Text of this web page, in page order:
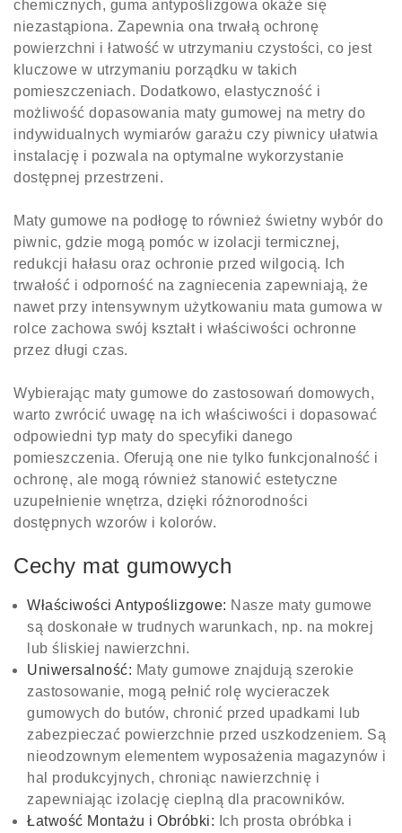
chemicznych, guma antypoślizgowa okaże się
niezastąpiona. Zapewnia ona trwałą ochronę
powierzchni i łatwość w utrzymaniu czystości, co jest
kluczowe w utrzymaniu porządku w takich
pomieszczeniach. Dodatkowo, elastyczność i
możliwość dopasowania maty gumowej na metry do
indywidualnych wymiarów garażu czy piwnicy ułatwia
instalację i pozwala na optymalne wykorzystanie
dostępnej przestrzeni.
Maty gumowe na podłogę to również świetny wybór do
piwnic, gdzie mogą pomóc w izolacji termicznej,
redukcji hałasu oraz ochronie przed wilgocią. Ich
trwałość i odporność na zagniecenia zapewniają, że
nawet przy intensywnym użytkowaniu mata gumowa w
rolce zachowa swój kształt i właściwości ochronne
przez długi czas.
Wybierając maty gumowe do zastosowań domowych,
warto zwrócić uwagę na ich właściwości i dopasować
odpowiedni typ maty do specyfiki danego
pomieszczenia. Oferują one nie tylko funkcjonalność i
ochronę, ale mogą również stanowić estetyczne
uzupełnienie wnętrza, dzięki różnorodności
dostępnych wzorów i kolorów.
Cechy mat gumowych
Właściwości Antypoślizgowe: Nasze maty gumowe
są doskonałe w trudnych warunkach, np. na mokrej
lub śliskiej nawierzchni.
Uniwersalność: Maty gumowe znajdują szerokie
zastosowanie, mogą pełnić rolę wycieraczek
gumowych do butów, chronić przed upadkami lub
zabezpieczać powierzchnie przed uszkodzeniem. Są
nieodzownym elementem wyposażenia magazynów i
hal produkcyjnych, chroniąc nawierzchnię i
zapewniając izolację cieplną dla pracowników.
Łatwość Montażu i Obróbki: Ich prosta obróbka i